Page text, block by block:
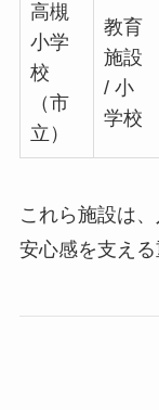
高槻
小学
校
（市
立）
教育
施設
/ 小
学校
これら施設は
安心感を支える